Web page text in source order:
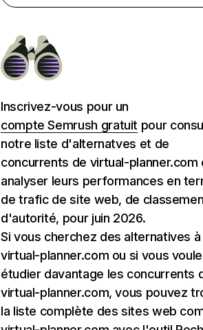
Inscrivez-vous pour un
compte Semrush gratuit pour
notre liste d'alternatves et de
concurrents de virtual-planner.com
analyser leurs performances en
de trafic de site web, de
d'autorité, pour juin 2026.
Si vous cherchez des alternatives à
virtual-planner.com ou si vous
étudier davantage les concurrents
virtual-planner.com, vous pouvez
la liste complète des sites web